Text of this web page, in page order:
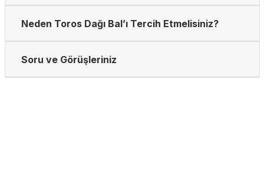
Neden Toros Dağı Bal’ı Tercih Etmelisiniz?
Soru ve Görüşleriniz